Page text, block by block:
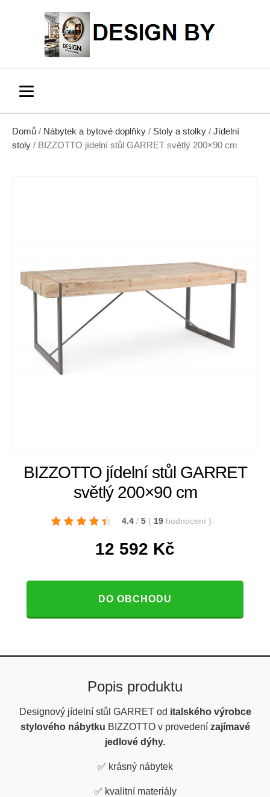
Domů / Nábytek a bytové doplňky / Stoly a stolky / Jídelní
stoly / BIZZOTTO jídelní stůl GARRET světlý 200×90 cm
BIZZOTTO jídelní stůl GARRET
světlý 200×90 cm
4.4 / 5 ( 19 hodnocení )
12 592 Kč
DO OBCHODU
Popis produktu
Designový jídelní stůl GARRET od italského výrobce
stylového nábytku BIZZOTTO v provedení zajímavé
jedlové dýhy.
✅ krásný nábytek
✅ kvalitní materiály